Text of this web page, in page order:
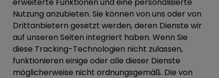
erweiterte Funktionen und eine personalisierte
Nutzung anzubieten. Sie können von uns oder von
Drittanbietern gesetzt werden, deren Dienste wir
auf unseren Seiten integriert haben. Wenn Sie
diese Tracking-Technologien nicht zulassen,
funktionieren einige oder alle dieser Dienste
möglicherweise nicht ordnungsgemäß. Die von